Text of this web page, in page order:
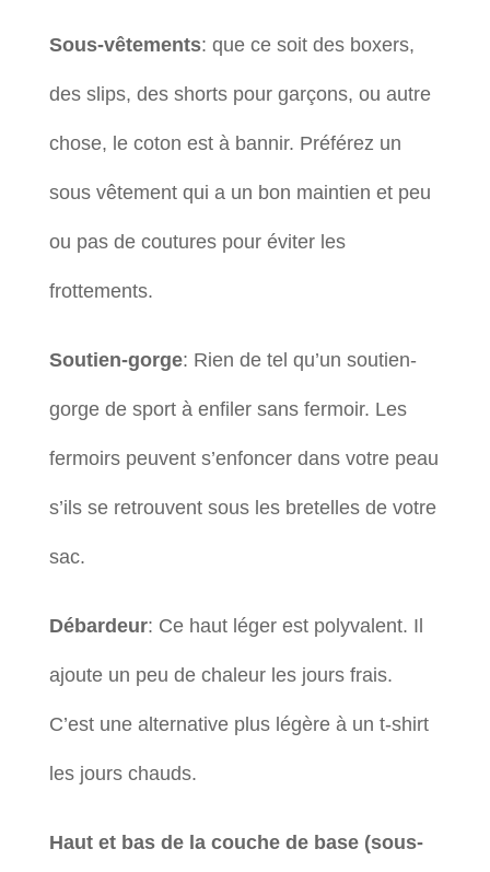
Sous-vêtements: que ce soit des boxers,
des slips, des shorts pour garçons, ou autre
chose, le coton est à bannir. Préférez un
sous vêtement qui a un bon maintien et peu
ou pas de coutures pour éviter les
frottements.
Soutien-gorge: Rien de tel qu’un soutien-
gorge de sport à enfiler sans fermoir. Les
fermoirs peuvent s’enfoncer dans votre peau
s’ils se retrouvent sous les bretelles de votre
sac.
Débardeur: Ce haut léger est polyvalent. Il
ajoute un peu de chaleur les jours frais.
C’est une alternative plus légère à un t-shirt
les jours chauds.
Haut et bas de la couche de base (sous-